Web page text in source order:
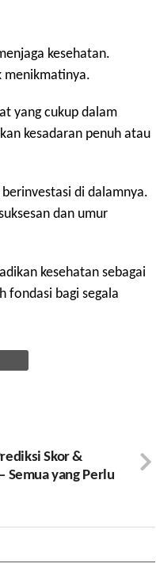
kesehatan.
menikmatinya.
yang cukup dalam
kesadaran penuh atau
di dalamnya.
dan umur
kesehatan sebagai
fondasi bagi segala
Skor &
Semua yang Perlu